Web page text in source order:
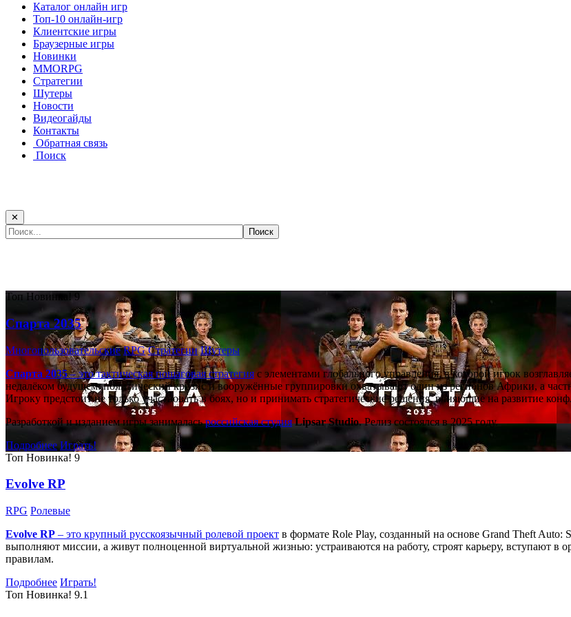
Каталог онлайн игр
Топ-10 онлайн-игр
Клиентские игры
Браузерные игры
Новинки
MMORPG
Стратегии
Шутеры
Новости
Видеогайды
Контакты
Обратная связь
Поиск
✕
Топ Новинка! 9
Спарта 2035
Многопользовательские RPG Стратегии Шутеры
Спарта 2035– это тактическаяпошаговая стратегияс элементами глобального управления, в которой игрок
недалёком будущем: политический кризис и вооружённые группировки охватывают один из регионов Африки, а
Игроку предстоит не только участвовать в боях, но и принимать стратегические решения, влияющие на развитие
Разработкой и изданием игры занималасьроссийская студия Lipsar Studio. Релиз состоялся в 2025 году.
Подробнее Играть!
Топ Новинка! 9
Evolve RP
RPG Ролевые
Evolve RP – это крупный русскоязычный ролевой проект в формате Role Play, созданный на основе Grand Theft Auto:
выполняют миссии, а живут полноценной виртуальной жизнью: устраиваются на работу, строят карьеру, вступают в
правилам.
Подробнее Играть!
Топ Новинка! 9.1